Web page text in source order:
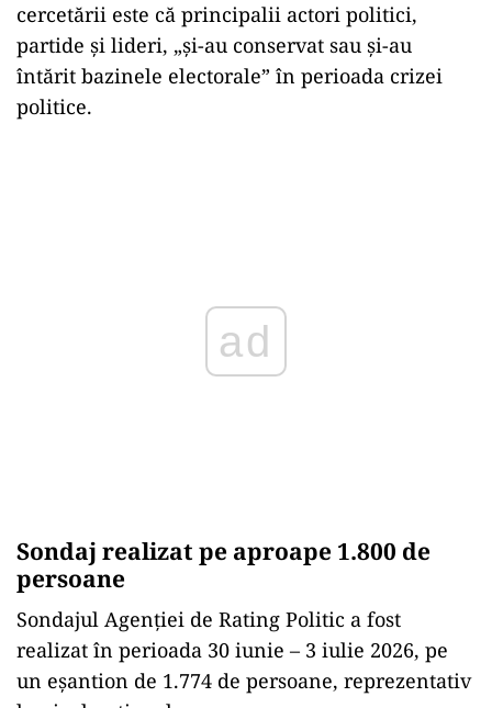
cercetării este că principalii actori politici,
partide și lideri, „și-au conservat sau și-au
întărit bazinele electorale” în perioada crizei
politice.
ad
Sondaj realizat pe aproape 1.800 de
persoane
Sondajul Agenției de Rating Politic a fost
realizat în perioada 30 iunie – 3 iulie 2026, pe
un eșantion de 1.774 de persoane, reprezentativ